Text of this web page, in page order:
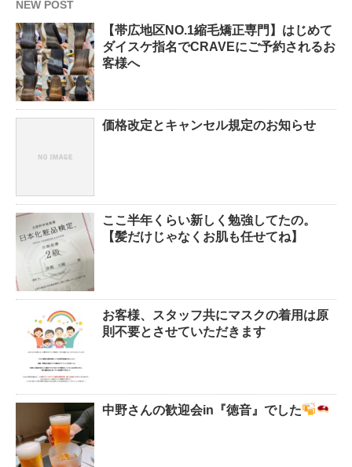
NEW POST
【帯広地区NO.1縮毛矯正専門】はじめて
ダイスケ指名でCRAVEにご予約されるお
客様へ
価格改定とキャンセル規定のお知らせ
ここ半年くらい新しく勉強してたの。
【髪だけじゃなくお肌も任せてね】
お客様、スタッフ共にマスクの着用は原
則不要とさせていただきます
中野さんの歓迎会in『徳音』でした